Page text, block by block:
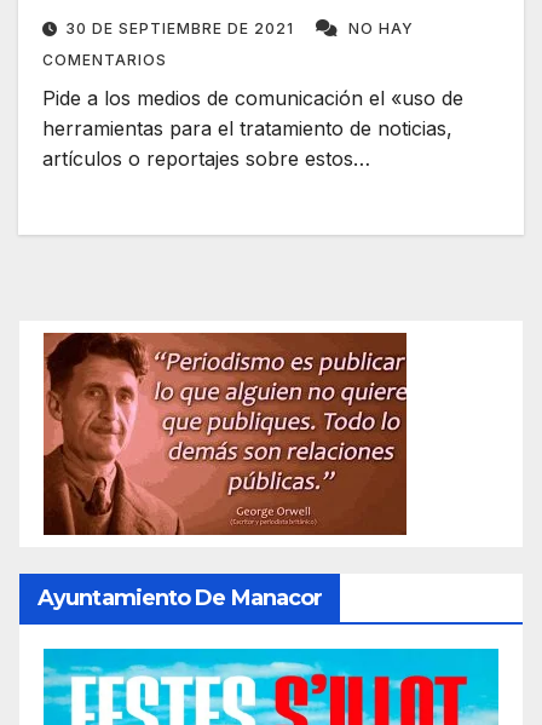
menores que tutela
30 DE SEPTIEMBRE DE 2021
NO HAY
COMENTARIOS
Pide a los medios de comunicación el «uso de
herramientas para el tratamiento de noticias,
artículos o reportajes sobre estos…
Ayuntamiento De Manacor